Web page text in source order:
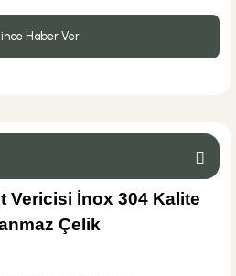
Haber Ver
Vericisi İnox 304 Kalite
Çelik